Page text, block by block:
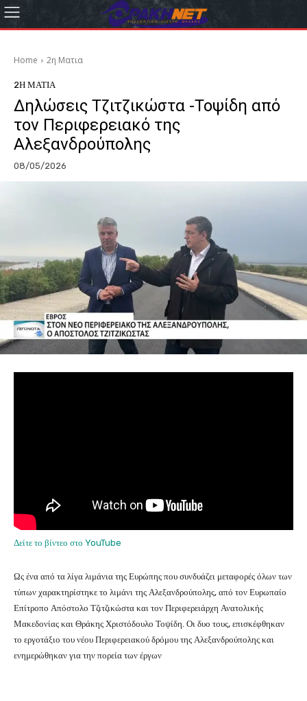
Home 2η Ματια
2Η ΜΑΤΙΑ
Δηλώσεις Τζιτζικώστα -Τοψίδη από
τον Περιφερειακό της
Αλεξανδρούπολης
08/05/2026
Δείτε το βίντεο στο YouTube
Ως ένα από τα λίγα λιμάνια της Ευρώπης που συνδυάζει μεταφορές όλων των
τύπων χαρακτηρίστηκε το λιμάνι της Αλεξανδρούπολης, από τον Ευρωπαίο
Επίτροπο Απόστολο Τζιτζικώστα και τον Περιφερειάρχη Ανατολικής
Μακεδονίας και Θράκης Χριστόδουλο Τοψίδη. Οι δυο τους, επισκέφθηκαν
το εργοτάξιο του νέου Περιφερειακού δρόμου της Αλεξανδρούπολης και
ενημερώθηκαν για την πορεία των έργων